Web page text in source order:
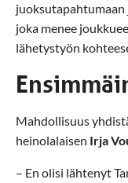
juoksutapahtumaan
joka menee
lähetystyön
Mahdollisuus
heinolalaisen Irja
– En olisi lähtenyt